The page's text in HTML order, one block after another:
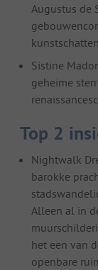
Augustus de
kunstschatten.
Sistine
geheime
Top 2
Nightwalk
barokke
Alleen al in
het een van
openbare